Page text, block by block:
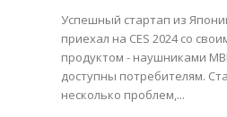
Успешный стартап из
приехал на CES 2024 со
продуктом - наушниками
доступны потребителям.
несколько проблем,...